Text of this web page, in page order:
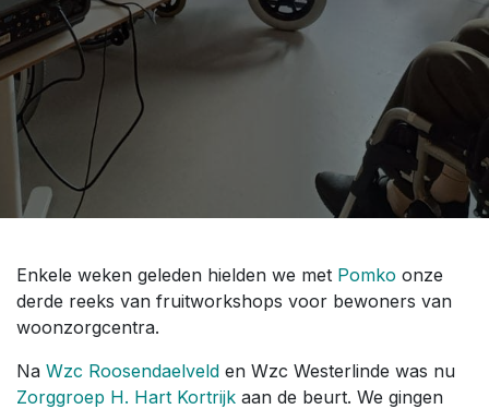
Enkele weken geleden hielden we met Pomko onze
derde reeks van fruitworkshops voor bewoners van
woonzorgcentra.
Na Wzc Roosendaelveld en Wzc Westerlinde was nu
Zorggroep H. Hart Kortrijk aan de beurt. We gingen